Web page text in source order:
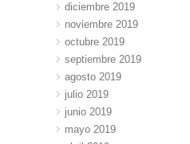
diciembre 2019
noviembre 2019
octubre 2019
septiembre 2019
agosto 2019
julio 2019
junio 2019
mayo 2019